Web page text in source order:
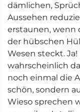
dämlichen,
Aussehen
erstaunen, wenn
der hübschen
Wesen steckt.
wahrscheinlich
noch einmal die
schön, sondern
Wieso sprechen